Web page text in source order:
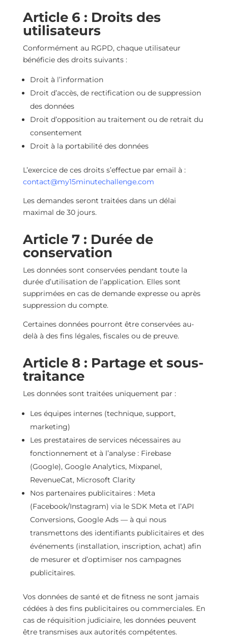
Article 6 : Droits des
utilisateurs
Conformément au RGPD, chaque utilisateur
bénéficie des droits suivants :
Droit à l’information
Droit d’accès, de rectification ou de suppression
des données
Droit d’opposition au traitement ou de retrait du
consentement
Droit à la portabilité des données
L’exercice de ces droits s’effectue par email à :
contact@my15minutechallenge.com
Les demandes seront traitées dans un délai
maximal de 30 jours.
Article 7 : Durée de
conservation
Les données sont conservées pendant toute la
durée d’utilisation de l’application. Elles sont
supprimées en cas de demande expresse ou après
suppression du compte.
Certaines données pourront être conservées au-
delà à des fins légales, fiscales ou de preuve.
Article 8 : Partage et sous-
traitance
Les données sont traitées uniquement par :
Les équipes internes (technique, support,
marketing)
Les prestataires de services nécessaires au
fonctionnement et à l’analyse : Firebase
(Google), Google Analytics, Mixpanel,
RevenueCat, Microsoft Clarity
Nos partenaires publicitaires : Meta
(Facebook/Instagram) via le SDK Meta et l’API
Conversions, Google Ads — à qui nous
transmettons des identifiants publicitaires et des
événements (installation, inscription, achat) afin
de mesurer et d’optimiser nos campagnes
publicitaires.
Vos données de santé et de fitness ne sont jamais
cédées à des fins publicitaires ou commerciales. En
cas de réquisition judiciaire, les données peuvent
être transmises aux autorités compétentes.